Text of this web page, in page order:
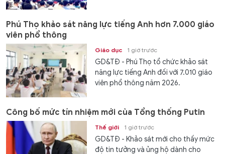
Phú Thọ khảo sát năng lực tiếng Anh hơn 7.000 giáo
viên phổ thông
Giáo dục 1 giờ trước
GD&TĐ - Phú Thọ tổ chức khảo sát
năng lực tiếng Anh đối với 7.010 giáo
viên phổ thông năm 2026.
Công bố mức tín nhiệm mới của Tổng thống Putin
Thế giới 1 giờ trước
GD&TĐ - Khảo sát mới cho thấy mức
độ tin tưởng và ủng hộ dành cho